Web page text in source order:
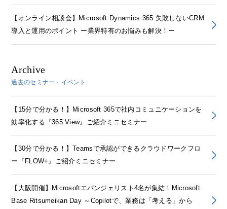
【オンライン相談会】Microsoft Dynamics 365 失敗しないCRM
導入と運用のポイント ー業界特有のお悩みも解決！ー
Archive
過去のセミナー・イベント
【15分で分かる！】Microsoft 365で社内コミュニケーションを
効率化する『365 View』ご紹介ミニセミナー
【30分で分かる！】Teamsで承認ができるクラウドワークフロ
ー『FLOW+』ご紹介ミニセミナー
【大阪開催】Microsoftエバンジェリスト4名が集結！Microsoft
Base Ritsumeikan Day ～Copilotで、業務は「考える」から